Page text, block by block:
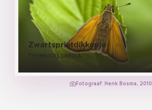
Zwartsprietdikkopje
THYMELICUS LINEOLA
Fotograaf: Henk Bosma, 2010